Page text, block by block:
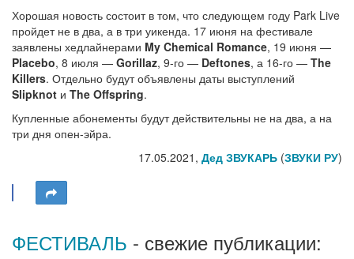
Хорошая новость состоит в том, что следующем году Park Live
пройдет не в два, а в три уикенда. 17 июня на фестивале
заявлены хедлайнерами My Chemical Romance, 19 июня —
Placebo, 8 июля — Gorillaz, 9-го — Deftones, а 16-го — The
Killers. Отдельно будут объявлены даты выступлений
Slipknot и The Offspring.
Купленные абонементы будут действительны не на два, а на
три дня опен-эйра.
17.05.2021, Дед ЗВУКАРЬ (ЗВУКИ РУ)
ФЕСТИВАЛЬ - свежие публикации: